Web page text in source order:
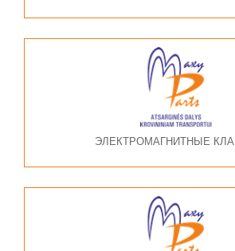
ЭЛЕКТРОМАГНИТНЫЕ